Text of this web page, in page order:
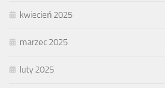
kwiecień 2025
marzec 2025
luty 2025